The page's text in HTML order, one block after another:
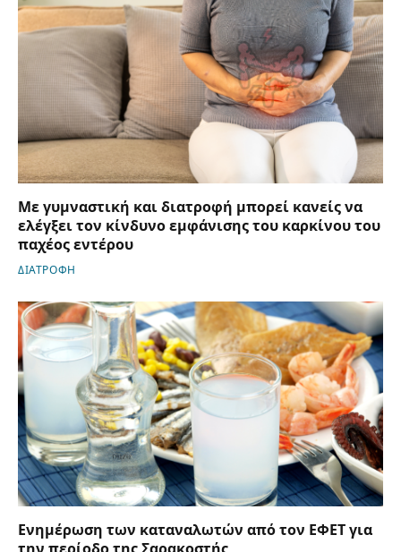
Με γυμναστική και διατροφή μπορεί κανείς να
ελέγξει τον κίνδυνο εμφάνισης του καρκίνου του
παχέος εντέρου
ΔΙΑΤΡΟΦΗ
Ενημέρωση των καταναλωτών από τον ΕΦΕΤ για